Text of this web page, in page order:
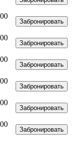
Забронировать
Забронировать
Забронировать
Забронировать
Забронировать
Забронировать